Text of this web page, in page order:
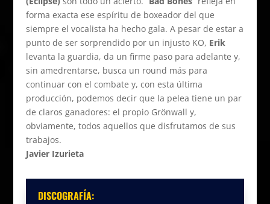
forma exacta ese espíritu de boxeador del que
siempre el vocalista ha hecho gala. A pesar de estar a
punto de ser sorprendido por un injusto KO, Erik
levanta la guardia, da un firme paso para adelante y,
sin amedrentarse, busca un round más para
continuar con el combate y, con esta última
producción, podemos decir que la pelea tiene un par
de claros ganadores: el propio Grönwall y,
obviamente, todos aquellos que disfrutamos de sus
trabajos.
Javier Izurieta
DISCOGRAFÍA: